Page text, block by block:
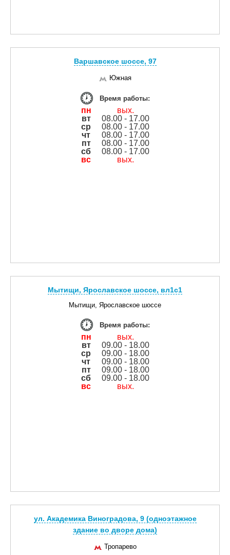
Варшавское шоссе, 97
Южная
Время работы:
пн
вых.
вт
08.00 - 17.00
ср
08.00 - 17.00
чт
08.00 - 17.00
пт
08.00 - 17.00
сб
08.00 - 17.00
вс
вых.
Мытищи, Ярославское шоссе, вл1с1
Мытищи, Ярославское шоссе
Время работы:
пн
вых.
вт
09.00 - 18.00
ср
09.00 - 18.00
чт
09.00 - 18.00
пт
09.00 - 18.00
сб
09.00 - 18.00
вс
вых.
ул. Академика Виноградова, 9 (одноэтажное
здание во дворе дома)
Тропарево